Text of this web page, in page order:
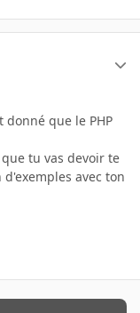
donné que le PHP
tu vas devoir te
avec ton